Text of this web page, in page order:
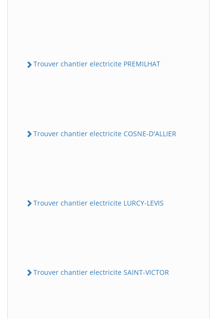
Trouver chantier electricite PREMILHAT
Trouver chantier electricite COSNE-D'ALLIER
Trouver chantier electricite LURCY-LEVIS
Trouver chantier electricite SAINT-VICTOR